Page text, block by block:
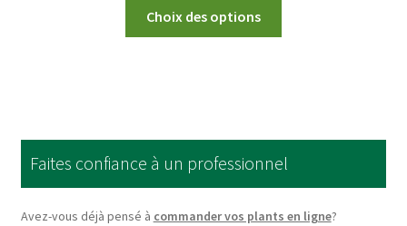
€2,19
through
Choix des options
options
may
be
chosen
Faites confiance à un professionnel
Avez-vous déjà pensé à commander vos plants en ligne?